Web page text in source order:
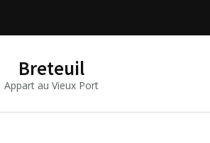
Breteuil
Appart au Vieux Port